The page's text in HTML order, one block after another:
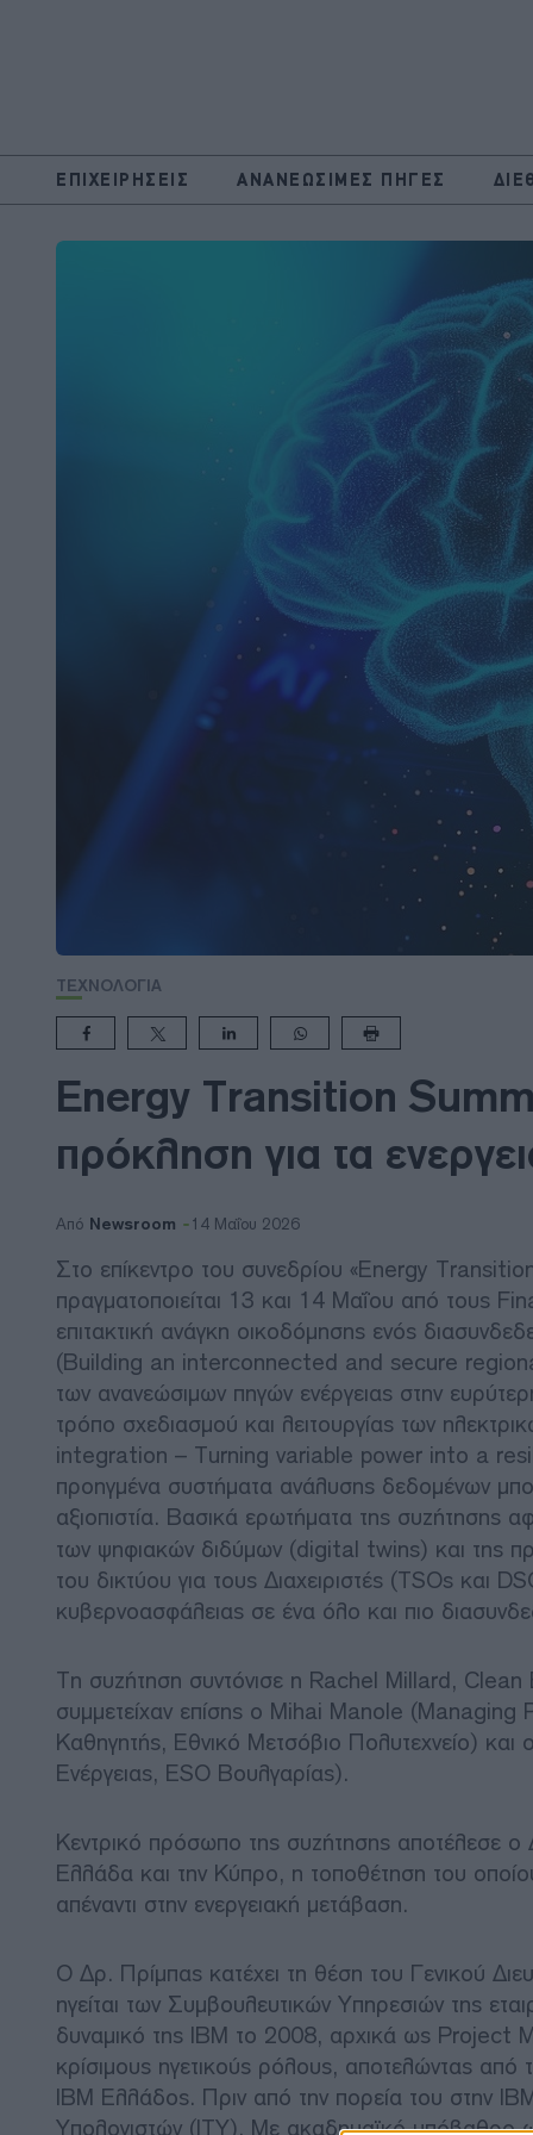
ΕΠΙΧΕΙΡΗΣΕΙΣ ΑΝΑΝΕΩΣΙΜΕΣ ΠΗΓΕΣ
ΤΕΧΝΟΛΟΓΙΑ
Energy Transition
πρόκληση για τα
Από Newsroom 14 Μαΐου 2026
Στο επίκεντρο του συνεδρίου «Energy
πραγματοποιείται 13 και 14 Μαΐου από τους
επιτακτική ανάγκη οικοδόμησης ενός
(Building an interconnected and secure
των ανανεώσιμων πηγών ενέργειας στην
τρόπο σχεδιασμού και λειτουργίας των
integration – Turning variable power into a
προηγμένα συστήματα ανάλυσης δεδομένων
αξιοπιστία. Βασικά ερωτήματα της συζήτησης
των ψηφιακών διδύμων (digital twins) και της
του δικτύου για τους Διαχειριστές (TSOs και
κυβερνοασφάλειας σε ένα όλο και πιο
Τη συζήτηση συντόνισε η Rachel Millard,
συμμετείχαν επίσης ο Mihai Manole
Καθηγητής, Εθνικό Μετσόβιο Πολυτεχνείο)
Ενέργειας, ESO Βουλγαρίας).
Κεντρικό πρόσωπο της συζήτησης αποτέλεσε ο
Ελλάδα και την Κύπρο, η τοποθέτηση του
απέναντι στην ενεργειακή μετάβαση.
Ο Δρ. Πρίμπας κατέχει τη θέση του Γενικού
ηγείται των Συμβουλευτικών Υπηρεσιών της
δυναμικό της IBM το 2008, αρχικά ως Project
κρίσιμους ηγετικούς ρόλους, αποτελώντας
IBM Ελλάδος. Πριν από την πορεία του στην
Υπολογιστών (ΙΤΥ). Με ακαδημαϊκό υπόβαθρο